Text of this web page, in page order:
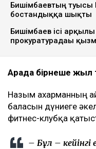
Бишімбаевтың
бостандыққа шықты
Бишімбаев ісі
прокуратурадағы
Арада бірнеше жыл
Назым Қахарманның
баласын дүниеге
фитнес-клубқа
– Бұл –